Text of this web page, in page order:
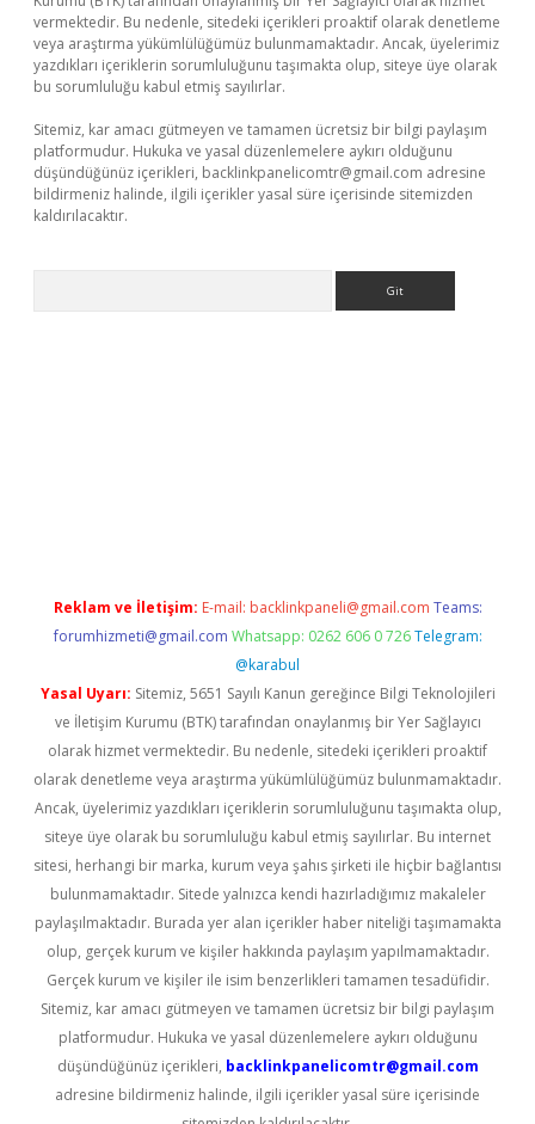
vermektedir. Bu nedenle, sitedeki içerikleri proaktif olarak denetleme
veya araştırma yükümlülüğümüz bulunmamaktadır. Ancak, üyelerimiz
yazdıkları içeriklerin sorumluluğunu taşımakta olup, siteye üye olarak
bu sorumluluğu kabul etmiş sayılırlar.
Sitemiz, kar amacı gütmeyen ve tamamen ücretsiz bir bilgi paylaşım
platformudur. Hukuka ve yasal düzenlemelere aykırı olduğunu
düşündüğünüz içerikleri, backlinkpanelicomtr@gmail.com adresine
bildirmeniz halinde, ilgili içerikler yasal süre içerisinde sitemizden
kaldırılacaktır.
Reklam ve İletişim: E-mail: backlinkpaneli@gmail.com Teams:
forumhizmeti@gmail.com Whatsapp: 0262 606 0 726 Telegram:
@karabul
Yasal Uyarı: Sitemiz, 5651 Sayılı Kanun gereğince Bilgi Teknolojileri
ve İletişim Kurumu (BTK) tarafından onaylanmış bir Yer Sağlayıcı
olarak hizmet vermektedir. Bu nedenle, sitedeki içerikleri proaktif
olarak denetleme veya araştırma yükümlülüğümüz bulunmamaktadır.
Ancak, üyelerimiz yazdıkları içeriklerin sorumluluğunu taşımakta olup,
siteye üye olarak bu sorumluluğu kabul etmiş sayılırlar. Bu internet
sitesi, herhangi bir marka, kurum veya şahıs şirketi ile hiçbir bağlantısı
bulunmamaktadır. Sitede yalnızca kendi hazırladığımız makaleler
paylaşılmaktadır. Burada yer alan içerikler haber niteliği taşımamakta
olup, gerçek kurum ve kişiler hakkında paylaşım yapılmamaktadır.
Gerçek kurum ve kişiler ile isim benzerlikleri tamamen tesadüfidir.
Sitemiz, kar amacı gütmeyen ve tamamen ücretsiz bir bilgi paylaşım
platformudur. Hukuka ve yasal düzenlemelere aykırı olduğunu
düşündüğünüz içerikleri, backlinkpanelicomtr@gmail.com
adresine bildirmeniz halinde, ilgili içerikler yasal süre içerisinde